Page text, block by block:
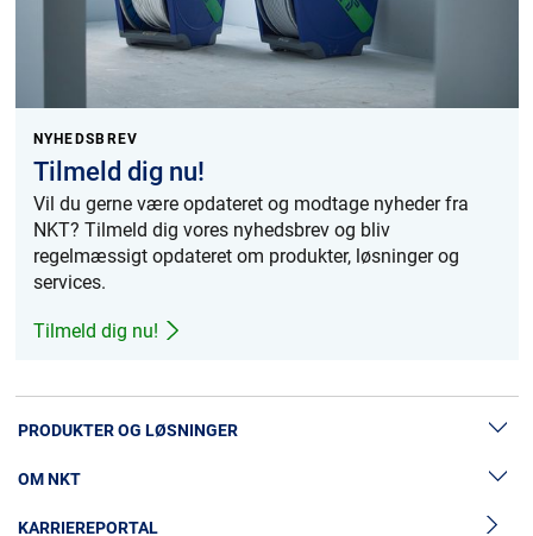
NYHEDSBREV
Tilmeld dig nu!
Vil du gerne være opdateret og modtage nyheder fra
NKT? Tilmeld dig vores nyhedsbrev og bliv
regelmæssigt opdateret om produkter, løsninger og
services.
Tilmeld dig nu!
PRODUKTER OG LØSNINGER
Lavspændingskabler
Mellemspændingskabler
OM NKT
KARRIEREPORTAL